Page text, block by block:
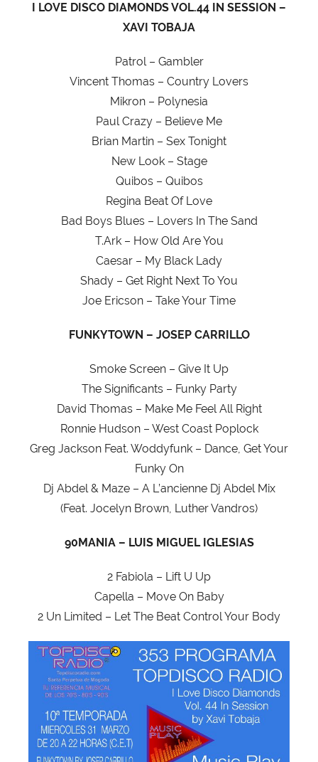
I LOVE DISCO DIAMONDS VOL.44 IN SESSION –
XAVI TOBAJA
Patrol – Gambler
Vincent Thomas – Country Lovers
Mikron – Polynesia
Paul Crazy – Believe Me
Brian Martin – Sex Tonight
New Look – Stage
Quibos – Quibos
Regina Beat Of Love
Bad Boys Blues – Lovers In The Sand
T.Ark – How Old Are You
Caesar – My Black Lady
Shady – Get Right Next To You
Joe Ericson – Take Your Time
FUNKYTOWN – JOSEP CARRILLO
Smoke Screen – Give It Up
The Significants – Funky Party
David Thomas – Make Me Feel All Right
Ronnie Hudson – West Coast Poplock
Greg Jackson Feat. Woddyfunk – Dance, Get Your
Funky On
Dj Abdel & Maze – A L’ancienne Dj Abdel Mix
(Feat. Jocelyn Brown, Luther Vandros)
90MANIA – LUIS MIGUEL IGLESIAS
2 Fabiola – Lift U Up
Capella – Move On Baby
2 Un Limited – Let The Beat Control Your Body